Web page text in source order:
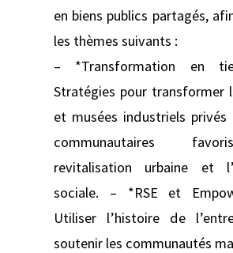
en biens publics partagés,
les thèmes suivants :
– *Transformation en
Stratégies pour transformer
et musées industriels privés
communautaires
revitalisation urbaine et
sociale. – *RSE et
Utiliser l’histoire de
soutenir les communautés